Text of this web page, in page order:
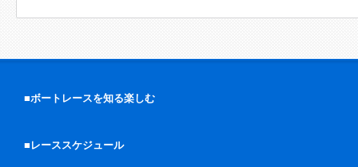
■ボートレースを知る楽しむ
■レーススケジュール